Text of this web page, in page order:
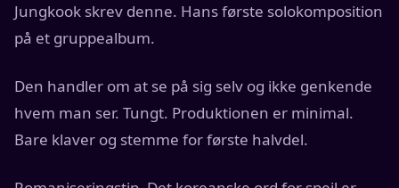
Jungkook skrev denne. Hans første solokomposition
på et gruppealbum.
Den handler om at se på sig selv og ikke genkende
hvem man ser. Tungt. Produktionen er minimal.
Bare klaver og stemme for første halvdel.